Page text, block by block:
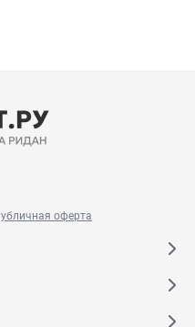
оферта